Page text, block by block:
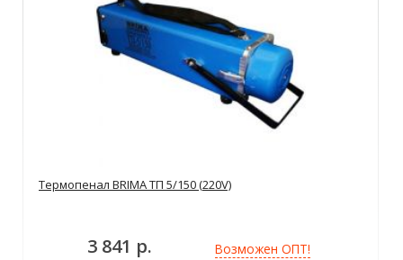
Термопенал BRIMA ТП 5/150 (220V)
3 841 р. Возможен ОПТ!